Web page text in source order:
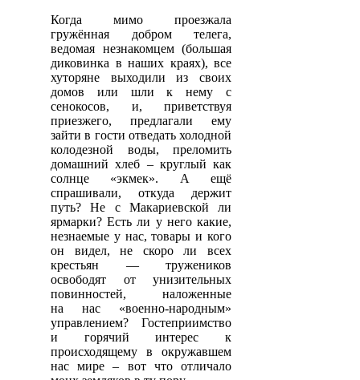
Когда мимо проезжала
гружённая добром телега,
ведомая незнакомцем (большая
диковинка в наших краях), все
хуторяне выходили из своих
домов или шли к нему с
сенокосов, и, приветствуя
приезжего, предлагали ему
зайти в гости отведать холодной
колодезной воды, преломить
домашний хлеб – круглый как
солнце «экмек». А ещё
спрашивали, откуда держит
путь? Не с Макариевской ли
ярмарки? Есть ли у него какие,
незнаемые у нас, товары и кого
он видел, не скоро ли всех
крестьян — тружеников
освободят от унизительных
повинностей, наложенные
на нас «военно-народным»
управлением? Гостеприимство
и горячий интерес к
происходящему в окружавшем
нас мире – вот что отличало